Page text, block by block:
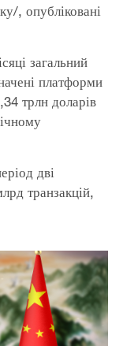
, опубліковані
загальний
платформи
трлн доларів
дві
транзакцій,